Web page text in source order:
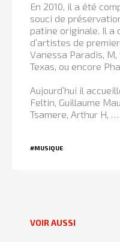
En 2010, il a été
souci de
patine originale. Il a
d’artistes de
Vanessa Paradis, M,
Texas, ou encore
Aujourd’hui il
Feltin, Guillaume
Tsamere, Arthur H, …
#MUSIQUE
VOIR AUSSI